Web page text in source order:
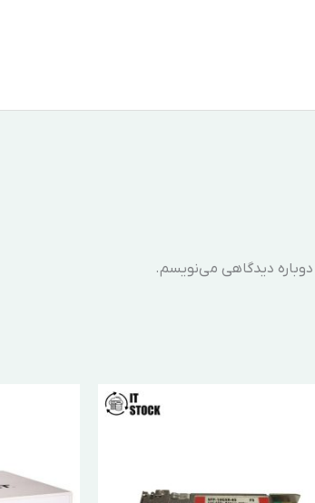
دوباره دیدگاهی می‌نویسم.